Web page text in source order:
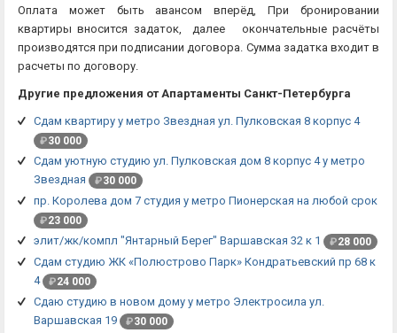
Оплата может быть авансом вперёд, При бронировании
квартиры вносится задаток, далее окончательные расчёты
производятся при подписании договора. Сумма задатка входит в
расчеты по договору.
Другие предложения от Апартаменты Санкт-Петербурга
Сдам квартиру у метро Звездная ул. Пулковская 8 корпус 4
₽30 000
Сдам уютную студию ул. Пулковская дом 8 корпус 4 у метро
Звездная
₽30 000
пр. Королева дом 7 студия у метро Пионерская на любой срок
₽23 000
элит/жк/компл "Янтарный Берег" Варшавская 32 к 1 ₽28 000
Сдам студию ЖК «Полюстрово Парк» Кондратьевский пр 68 к
4
₽24 000
Сдаю студию в новом дому у метро Электросила ул.
Варшавская 19
₽30 000